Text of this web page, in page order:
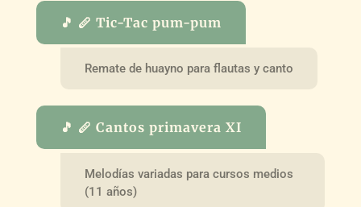
🎵 🪈 Tic-Tac pum-pum
Remate de huayno para flautas y canto
🎵 🪈 Cantos primavera XI
Melodías variadas para cursos medios
(11 años)